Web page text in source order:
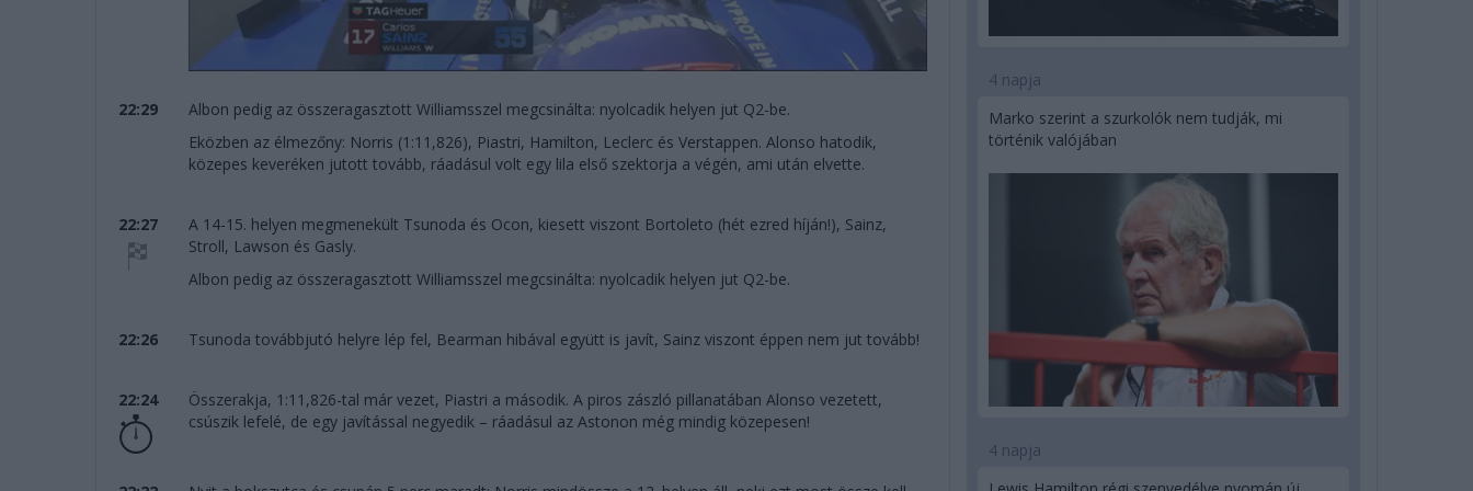
22:29
Albon pedig az összeragasztott Williamsszel megcsinálta: nyolcadik helyen jut Q2-be.
Eközben az élmezőny: Norris (1:11,826), Piastri, Hamilton, Leclerc és Verstappen. Alonso hatodik,
közepes keveréken jutott tovább, ráadásul volt egy lila első szektorja a végén, ami után elvette.
22:27
A 14-15. helyen megmenekült Tsunoda és Ocon, kiesett viszont Bortoleto (hét ezred híján!), Sainz,
Stroll, Lawson és Gasly.
Albon pedig az összeragasztott Williamsszel megcsinálta: nyolcadik helyen jut Q2-be.
22:26 Tsunoda továbbjutó helyre lép fel, Bearman hibával együtt is javít, Sainz viszont éppen nem jut tovább!
22:24
Összerakja, 1:11,826-tal már vezet, Piastri a második. A piros zászló pillanatában Alonso vezetett,
csúszik lefelé, de egy javítással negyedik – ráadásul az Astonon még mindig közepesen!
4 napja
Marko szerint a szurkolók nem tudják, mi
történik valójában
4 napja